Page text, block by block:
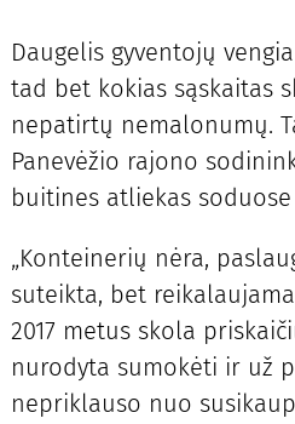
Daugelis gyventojų
tad bet kokias sąskaitas
nepatirtų nemalonumų.
Panevėžio rajono
buitines atliekas
„Konteinerių nėra,
suteikta, bet
2017 metus skola
nurodyta sumokėti ir už
nepriklauso nuo